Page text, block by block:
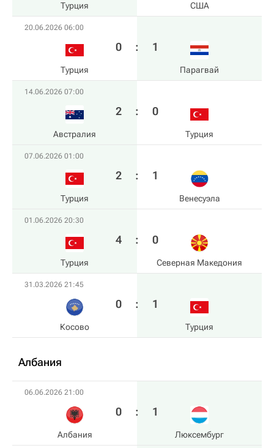
Турция США
20.06.2026 06:00
Турция
0 : 1
Парагвай
14.06.2026 07:00
Австралия
2 : 0
Турция
07.06.2026 01:00
Турция
2 : 1
Венесуэла
01.06.2026 20:30
Турция
4 : 0
Северная Македония
31.03.2026 21:45
Косово
0 : 1
Турция
Албания
06.06.2026 21:00
Албания
0 : 1
Люксембург